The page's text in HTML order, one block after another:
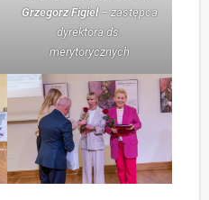
Grzegorz Figiel – zastępca
dyrektora ds.
merytorycznych